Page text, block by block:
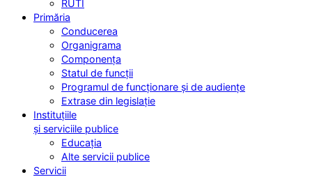
RUTI
Primăria
Conducerea
Organigrama
Componența
Statul de funcții
Programul de funcționare și de audiențe
Extrase din legislație
Instituțiile
și serviciile publice
Educația
Alte servicii publice
Servicii